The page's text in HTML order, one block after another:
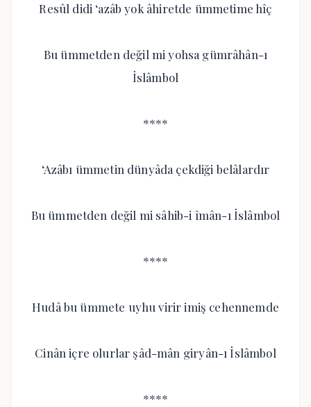
Resûl didi ‘azâb yok âhiretde ümmetime hîç
Bu ümmetden değil mi yohsa gümrâhân-ı
İslâmbol
****
‘Azâbı ümmetin dünyâda çekdiği belâlardır
Bu ümmetden değil mi sâhib-i îmân-ı İslâmbol
****
Hudâ bu ümmete uyhu virir imiş cehennemde
Cinân içre olurlar şâd-mân giryân-ı İslâmbol
****